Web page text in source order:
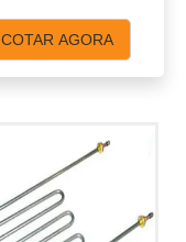
COTAR AGORA